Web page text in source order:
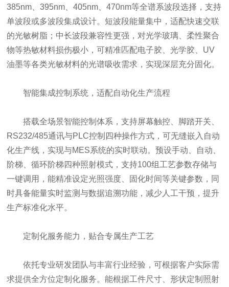
385nm、395nm、405nm、470nm等全谱系波段选择，支持
单波段或多波段集成设计。短波段能量集中，适配快速交联
的光敏树脂；中长波段兼容性更强，对光学玻璃、柔性聚合
物等热敏材料损伤极小，可精准匹配电子胶、光学胶、UV
油墨等各类光敏材料的光谱吸收需求，实现深层充分固化。
智能集成控制系统，适配自动化生产流程
搭载全场景智能控制体系，支持屏幕触控、脚踏开关、
RS232/485通讯与PLC控制四种操作方式，可无缝嵌入自动
化生产线，实现与MES系统的实时联动。预设手动、自动、
阶梯、循环阶梯四种照射模式，支持100组工艺参数存储与
一键调用，能精准设定光照强度、固化时间等关键参数，同
时具备能量实时监测与数据追溯功能，减少人工干预，提升
生产标准化水平。
定制化服务能力，贴合专属生产工艺
依托专业研发团队与丰富行业经验，可根据客户实际需
求提供全方位定制化服务。能根据工件尺寸、形状定制照射